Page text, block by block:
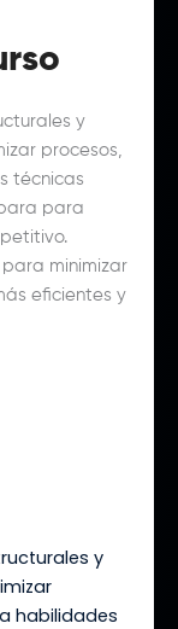
y
procesos,
técnicas
para
para minimizar
eficientes y
y
habilidades